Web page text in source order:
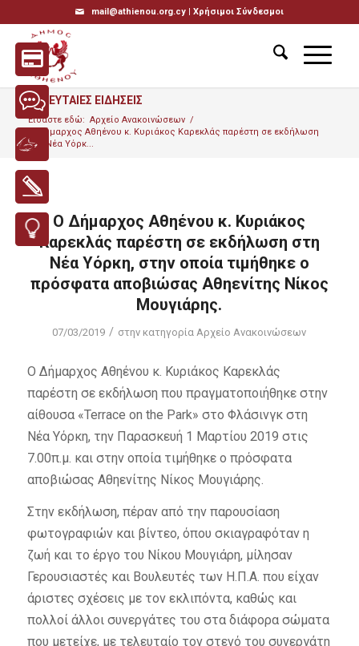
mail@athienou.org.cy | Χρήσιμοι Σύνδεσμοι
ΤΕΛΕΥΤΑΙΕΣ ΕΙΔΗΣΕΙΣ
Είσαστε εδώ: Αρχείο Ανακοινώσεων /
Ο Δήμαρχος Αθηένου κ. Κυριάκος Καρεκλάς παρέστη σε εκδήλωση
στη Νέα Υόρκ...
Ο Δήμαρχος Αθηένου κ. Κυριάκος
Καρεκλάς παρέστη σε εκδήλωση στη
Νέα Υόρκη, στην οποία τιμήθηκε ο
πρόσφατα αποβιώσας Αθηενίτης Νίκος
Μουγιάρης.
07/03/2019 / στην κατηγορίαΑρχείο Ανακοινώσεων
Ο Δήμαρχος Αθηένου κ. Κυριάκος Καρεκλάς
παρέστη σε εκδήλωση που πραγματοποιήθηκε στην
αίθουσα «Terrace on the Park» στο Φλάσινγκ στη
Νέα Υόρκη, την Παρασκευή 1 Μαρτίου 2019 στις
7.00π.μ. και στην οποία τιμήθηκε ο πρόσφατα
αποβιώσας Αθηενίτης Νίκος Μουγιάρης.
Στην εκδήλωση, πέραν από την παρουσίαση
φωτογραφιών και βίντεο, όπου σκιαγραφόταν η
ζωή και το έργο του Νίκου Μουγιάρη, μίλησαν
Γερουσιαστές και Βουλευτές των Η.Π.Α. που είχαν
άριστες σχέσεις με τον εκλιπόντα, καθώς και
πολλοί άλλοι συνεργάτες του στα διάφορα σώματα
που μετείχε, με τελευταίο τον στενό του συνεργάτη